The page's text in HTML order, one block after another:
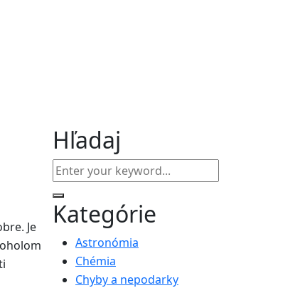
Je
Hľadaj
Kategórie
Astronómia
Chémia
Chyby a nepodarky